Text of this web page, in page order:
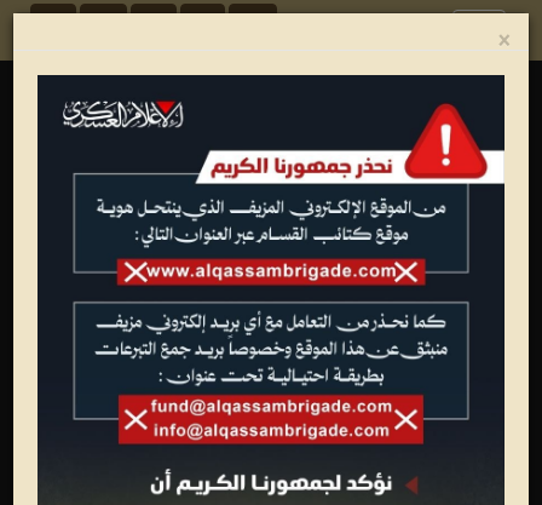
ألبوم الصور
شهداء القسام تصاميم فنية عمليات جهادية الجيل الأول للقسام
تدريبات وعروض عسكرية متفرقات وفاء الأحرار
×